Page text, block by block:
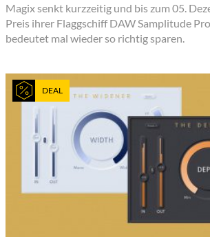
Magix senkt kurzzeitig und bis zum 05.
Preis ihrer Flaggschiff DAW Samplitude
bedeutet mal wieder so richtig sparen.
DEAL